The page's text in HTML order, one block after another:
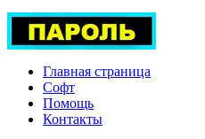
Главная страница
Софт
Помощь
Контакты